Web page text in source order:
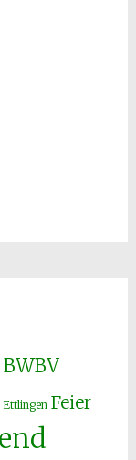
BWBV
Ettlingen Feier